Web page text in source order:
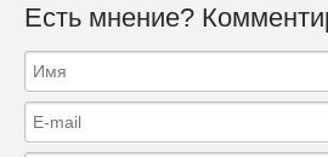
Есть мнение?